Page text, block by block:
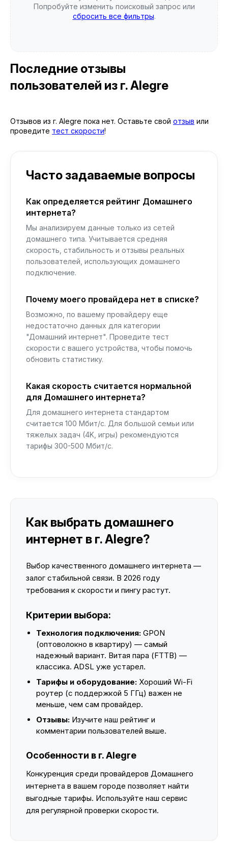
Попробуйте изменить поисковый запрос или
сбросить все фильтры.
Последние отзывы
пользователей из г. Alegre
Отзывов из г. Alegre пока нет. Оставьте свой отзыв или
проведите тест скорости!
Часто задаваемые вопросы
Как определяется рейтинг Домашнего
интернета?
Мы анализируем данные только из сетей
домашнего типа. Учитывается средняя
скорость, стабильность и отзывы реальных
пользователей, использующих домашнего
подключение.
Почему моего провайдера нет в списке?
Возможно, по вашему провайдеру еще
недостаточно данных для категории
"Домашний интернет". Проведите тест
скорости с вашего устройства, чтобы помочь
обновить статистику.
Какая скорость считается нормальной
для Домашнего интернета?
Для домашнего интернета стандартом
считается 100 Мбит/с. Для большой семьи или
тяжелых задач (4K, игры) рекомендуются
тарифы 300-500 Мбит/с.
Как выбрать домашнего
интернет в г. Alegre?
Выбор качественного домашнего интернета —
залог стабильной связи. В 2026 году
требования к скорости и пингу растут.
Критерии выбора:
Технология подключения: GPON
(оптоволокно в квартиру) — самый
надежный вариант. Витая пара (FTTB) —
классика. ADSL уже устарел.
Тарифы и оборудование: Хороший Wi-Fi
роутер (с поддержкой 5 ГГц) важен не
меньше, чем сам провайдер.
Отзывы: Изучите наш рейтинг и
комментарии пользователей выше.
Особенности в г. Alegre
Конкуренция среди провайдеров Домашнего
интернета в вашем городе позволяет найти
выгодные тарифы. Используйте наш сервис
для регулярной проверки скорости.